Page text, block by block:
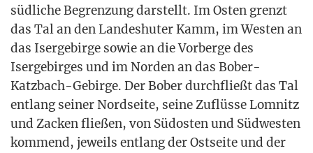
süd­li­che Begren­zung dar­stellt. Im Osten grenzt
das Tal an den Lan­des­hu­ter Kamm, im Wes­ten an
das Iser­ge­bir­ge sowie an die Vor­ber­ge des
Iser­ge­bir­ges und im Nor­den an das Bober-
Katz­bach-Gebir­ge. Der Bober durch­fließt das Tal
ent­lang sei­ner Nord­sei­te, sei­ne Zuflüs­se Lom­nitz
und Zacken flie­ßen, von Süd­os­ten und Süd­wes­ten
kom­mend, jeweils ent­lang der Ost­sei­te und der